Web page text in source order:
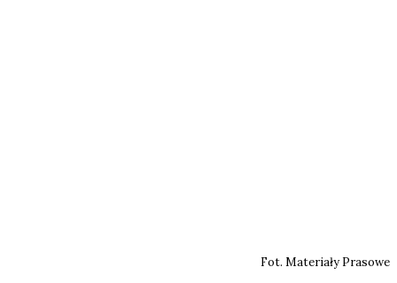
Fot. Materiały Prasowe